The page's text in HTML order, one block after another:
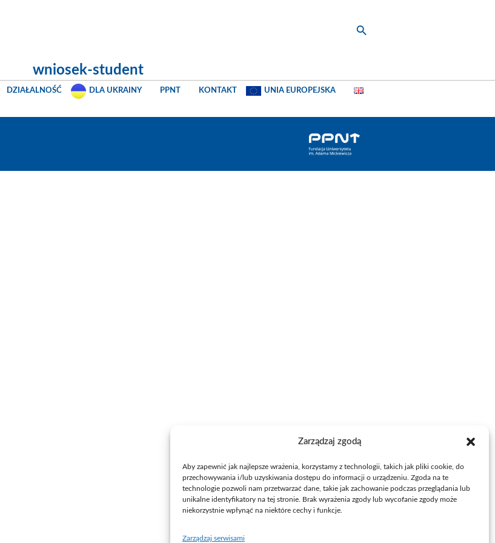
Zarządzaj zgodą
Aby zapewnić jak najlepsze wrażenia, korzystamy z technologii, takich jak pliki cookie, do
przechowywania i/lub uzyskiwania dostępu do informacji o urządzeniu. Zgoda na te
technologie pozwoli nam przetwarzać dane, takie jak zachowanie podczas przeglądania lub
unikalne identyfikatory na tej stronie. Brak wyrażenia zgody lub wycofanie zgody może
niekorzystnie wpłynąć na niektóre cechy i funkcje.
Zarządzaj serwisami
DZIAŁALNOŚĆ DLA UKRAINY PPNT KONTAKT UNIA EUROPEJSKA
wniosek-student